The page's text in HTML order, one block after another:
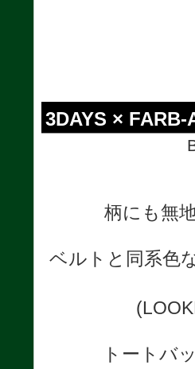
3DAYS ×
柄にも無
ベルトと同系色
トートバ